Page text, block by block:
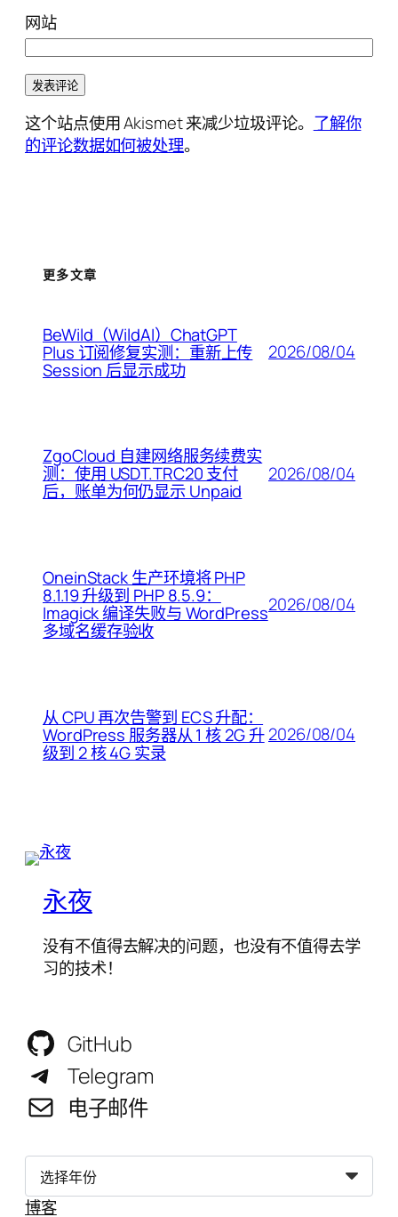
网站
这个站点使用 Akismet 来减少垃圾评论。 了解你
的评论数据如何被处理。
更多文章
BeWild（WildAI）ChatGPT
Plus 订阅修复实测：重新上传
Session 后显示成功
2026/08/04
ZgoCloud 自建网络服务续费实
测：使用 USDT.TRC20 支付
后，账单为何仍显示 Unpaid
2026/08/04
OneinStack 生产环境将 PHP
8.1.19 升级到 PHP 8.5.9：
Imagick 编译失败与 WordPress
多域名缓存验收
2026/08/04
从 CPU 再次告警到 ECS 升配：
WordPress 服务器从 1 核 2G 升
级到 2 核 4G 实录
2026/08/04
永夜
没有不值得去解决的问题，也没有不值得去学
习的技术！
GitHub
Telegram
电子邮件
归
档
博客